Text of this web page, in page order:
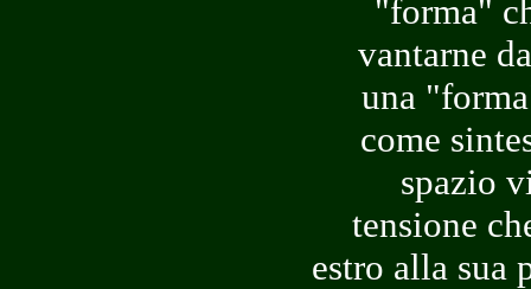
"forma"
vantarne
una
come
spazio
tensione
estro alla sua